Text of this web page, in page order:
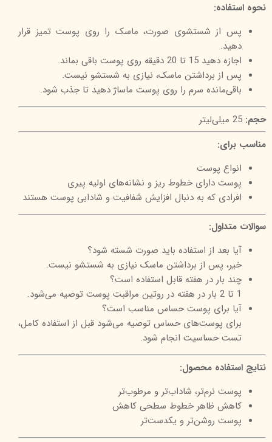
نحوه استفاده:
پس از شستشوی صورت، ماسک را روی پوست تمیز قرار
دهید.
اجازه دهید 15 تا 20 دقیقه روی پوست باقی بماند.
پس از برداشتن ماسک، نیازی به شستشو نیست.
باقی‌مانده سرم را روی پوست ماساژ دهید تا جذب شود.
حجم:
مناسب برای:
انواع پوست
پوست دارای خطوط ریز و نشانه‌های اولیه پیری
افرادی که به دنبال افزایش شفافیت و شادابی پوست هستند
سوالات متداول:
آیا بعد از استفاده باید صورت شسته شود؟
خیر، پس از برداشتن ماسک نیازی به شستشو نیست.
چند بار در هفته قابل استفاده است؟
1 تا 2 بار در هفته در روتین مراقبت پوست توصیه می‌شود.
آیا برای پوست حساس مناسب است؟
برای پوست‌های حساس توصیه می‌شود قبل از استفاده کامل،
تست حساسیت انجام شود.
نتایج استفاده محصول:
پوست نرم‌تر، شاداب‌تر و مرطوب‌تر
کاهش ظاهر خطوط سطحی کاهش
پوست روشن‌تر و یکدست‌تر